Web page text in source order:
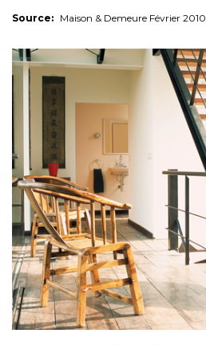
Source: Maison & Demeure Février 2010